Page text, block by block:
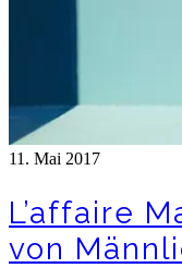
11. Mai 2017
L’affaire
von